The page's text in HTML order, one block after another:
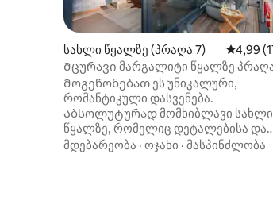
სახლი წყალზე (პრაღა 7)
4,99
Მცურავი მარგალიტი წყალზე
Მოგეწონებათ ეს უნიკალური,
რომანტიკული დასვენება.
Აბსოლუტურად მომხიბლავი სახლი
წყალზე, რომელიც დეტალებისა და
კომფორტისადმი დიდი გატაცებითაა
მდებარეობა · ოჯახი · მასპინძლობა